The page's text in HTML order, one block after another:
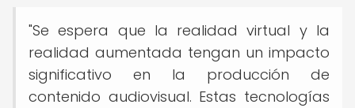
"Se espera que la realidad virtual y la
realidad aumentada tengan un impacto
significativo en la producción de
contenido audiovisual. Estas tecnologías